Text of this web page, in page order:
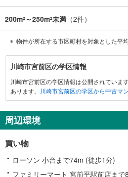
200m2 ～250m2未満 （2件）
物件が所在する市区町村を対象とした平
川
崎
市
宮
区
に
す
る
情
川崎市宮前区の学区情報
川崎市宮前区の学区情報は公開されていま
あります。
川崎市宮前区の学区から中古マ
周辺環境
買い物
ローソン 小台まで74m (徒歩1分)
ファミリーマート 宮前平駅前店ま